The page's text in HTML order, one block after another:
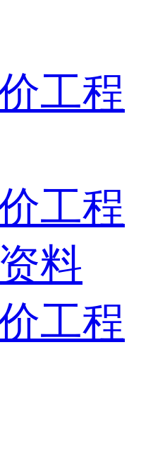
工程
工程
料
工程